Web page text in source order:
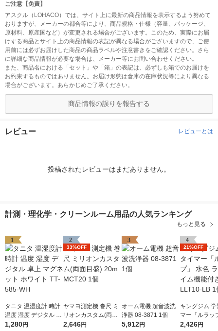
ご注意【免責】
アスクル（LOHACO）では、サイト上に最新の商品情報を表示するよう努めて
おりますが、メーカーの都合等により、商品規格・仕様（容量、パッケージ、
原材料、原産国など）が変更される場合がございます。このため、実際にお届
けする商品とサイト上の商品情報の表記が異なる場合がございますので、ご使
用前には必ずお届けした商品の商品ラベルや注意書きをご確認ください。さら
に詳細な商品情報が必要な場合は、メーカー等にお問い合わせください。
また、商品名における「セット」や「箱」の表記は、必ずしも箱でのお届けを
お約束するものではありません。お届け形態は倉庫の在庫状況等により異なる
場合がございます。あらかじめご了承ください。
商品情報の誤りを報告する
レビュー レビューとは
投稿されたレビューはまだありません。
計測・理化学・クリーンルーム用品の人気ランキング
もっと見る
1
タニタ 温湿度計 時計
温度 湿度 デジタル 卓
上 マグネット ホワイ
1,280円
2
33%OFF
ヤマヨ測定機 巻尺 ミ
リオンカスタム(両面
目盛) 20m MCT20 1個
2,646円
3
オーム電機 超音波洗
浄器 08-3871 1個
5,912円
4
21%OFF
キングジム
マー「ルラッ
色 ラップタイ
2,426円